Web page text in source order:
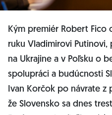
Kým premiér Robert
ruku Vladimirovi Putinovi,
na Ukrajine a v Poľsku o
spolupráci a budúcnosti
Ivan Korčok po návrate z
že Slovensko sa dnes